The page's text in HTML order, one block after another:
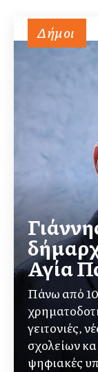
Δήμοι
Αγία
Πάνω από
γειτονιές,
σχολείων
ψηφιακές